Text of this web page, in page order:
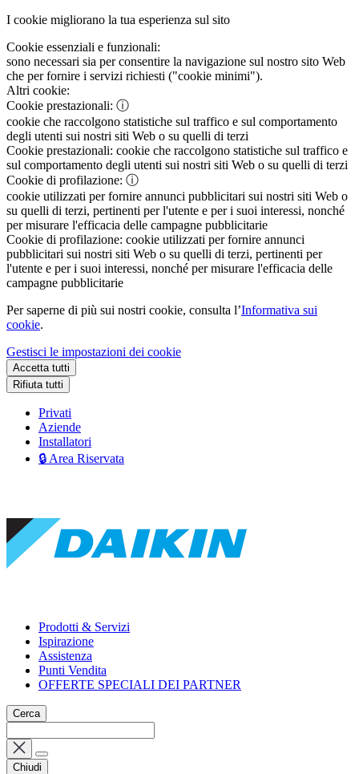
I cookie migliorano la tua esperienza sul sito
Cookie essenziali e funzionali:
sono necessari sia per consentire la navigazione sul nostro sito Web
che per fornire i servizi richiesti ("cookie minimi").
Altri cookie:
Cookie prestazionali: ⓘ
cookie che raccolgono statistiche sul traffico e sul comportamento
degli utenti sui nostri siti Web o su quelli di terzi
Cookie prestazionali: cookie che raccolgono statistiche sul traffico e
sul comportamento degli utenti sui nostri siti Web o su quelli di terzi
Cookie di profilazione: ⓘ
cookie utilizzati per fornire annunci pubblicitari sui nostri siti Web o
su quelli di terzi, pertinenti per l'utente e per i suoi interessi, nonché
per misurare l'efficacia delle campagne pubblicitarie
Cookie di profilazione: cookie utilizzati per fornire annunci
pubblicitari sui nostri siti Web o su quelli di terzi, pertinenti per
l'utente e per i suoi interessi, nonché per misurare l'efficacia delle
campagne pubblicitarie
Per saperne di più sui nostri cookie, consulta l’Informativa sui
cookie.
Gestisci le impostazioni dei cookie
Accetta tutti
Rifiuta tutti
Privati
Aziende
Installatori
🔒 Area Riservata
Prodotti & Servizi
Ispirazione
Assistenza
Punti Vendita
OFFERTE SPECIALI DEI PARTNER
Cerca
Chiudi